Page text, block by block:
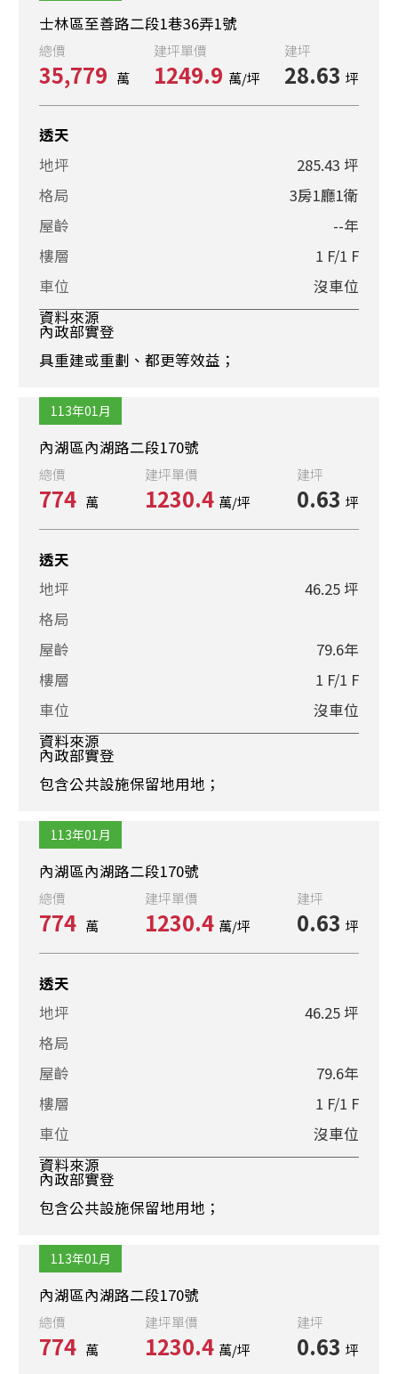
士林區至善路二段1巷36弄1號
總價
35,779 萬
建坪單價
1249.9 萬/坪
建坪
28.63 坪
透天
地坪
285.43 坪
格局
3房1廳1衛
屋齡
--年
樓層
1 F/1 F
車位
沒車位
資料來源
內政部實登
具重建或重劃、都更等效益；
113年01月
內湖區內湖路二段170號
總價
774 萬
建坪單價
1230.4 萬/坪
建坪
0.63 坪
透天
地坪
46.25 坪
格局
屋齡
79.6年
樓層
1 F/1 F
車位
沒車位
資料來源
內政部實登
包含公共設施保留地用地；
113年01月
內湖區內湖路二段170號
總價
774 萬
建坪單價
1230.4 萬/坪
建坪
0.63 坪
透天
地坪
46.25 坪
格局
屋齡
79.6年
樓層
1 F/1 F
車位
沒車位
資料來源
內政部實登
包含公共設施保留地用地；
113年01月
內湖區內湖路二段170號
總價
774 萬
建坪單價
1230.4 萬/坪
建坪
0.63 坪